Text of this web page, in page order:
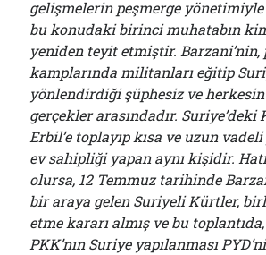
gelişmelerin peşmerge
bu konudaki birinci muhatabın
yeniden teyit etmiştir. Barzani’nin,
kamplarında militanları eğitip
yönlendirdiği şüphesiz ve
gerçekler arasındadır. Suriye’deki
Erbil’e toplayıp kısa ve uzun
ev sahipliği yapan aynı kişidir.
olursa, 12 Temmuz tarihinde
bir araya gelen Suriyeli Kürtler,
etme kararı almış ve bu
PKK’nın Suriye yapılanması